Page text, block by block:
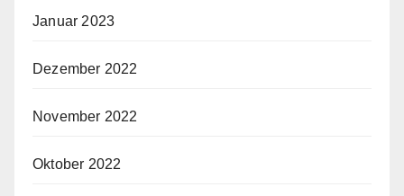
Januar 2023
Dezember 2022
November 2022
Oktober 2022